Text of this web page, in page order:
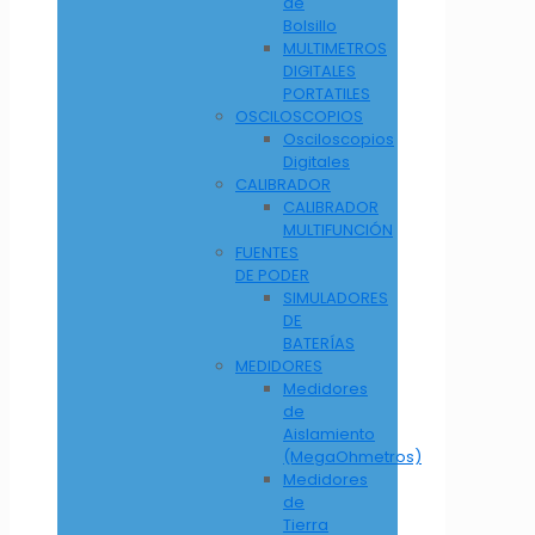
Bolsillo
MULTIMETROS
DIGITALES
PORTATILES
OSCILOSCOPIOS
Osciloscopios
Digitales
CALIBRADOR
CALIBRADOR
MULTIFUNCIÓN
FUENTES
DE PODER
SIMULADORES
DE
BATERÍAS
MEDIDORES
Medidores
de
Aislamiento
(MegaOhmetros)
Medidores
de
Tierra